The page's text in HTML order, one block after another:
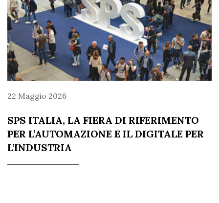
22 Maggio 2026
SPS ITALIA, LA FIERA DI RIFERIMENTO
PER L’AUTOMAZIONE E IL DIGITALE PER
L’INDUSTRIA